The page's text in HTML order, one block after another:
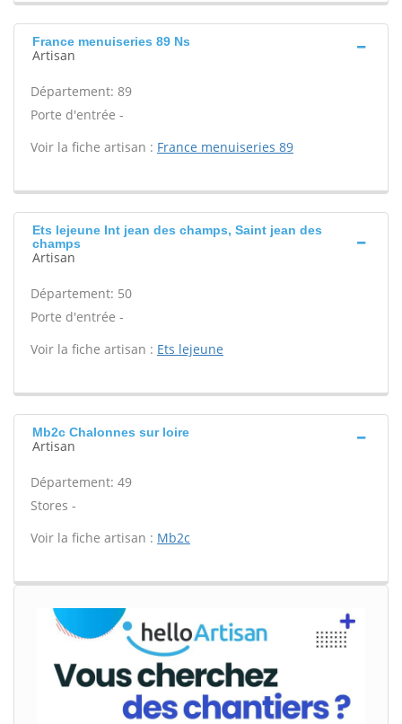
France menuiseries 89 Ns
Artisan
Département: 89
Porte d'entrée -
Voir la fiche artisan : France menuiseries 89
Ets lejeune Int jean des champs, Saint jean des
champs
Artisan
Département: 50
Porte d'entrée -
Voir la fiche artisan : Ets lejeune
Mb2c Chalonnes sur loire
Artisan
Département: 49
Stores -
Voir la fiche artisan : Mb2c